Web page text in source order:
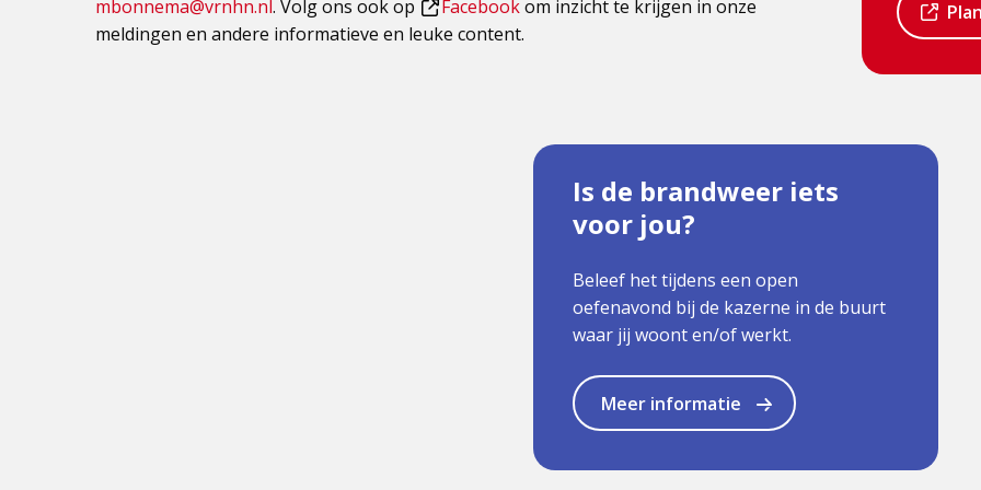
mbonnema@vrnhn.nl. Volg ons ook op
Dit
Facebookom inzicht te krijgen in onze
meldingen en andere informatieve en leuke content.
eenpage
Dit
is
Is de brandweer iets
voor jou?
Beleef het tijdens een open
oefenavond bij de kazerne in de buurt
waar jij woont en/of werkt.
Meer informatie